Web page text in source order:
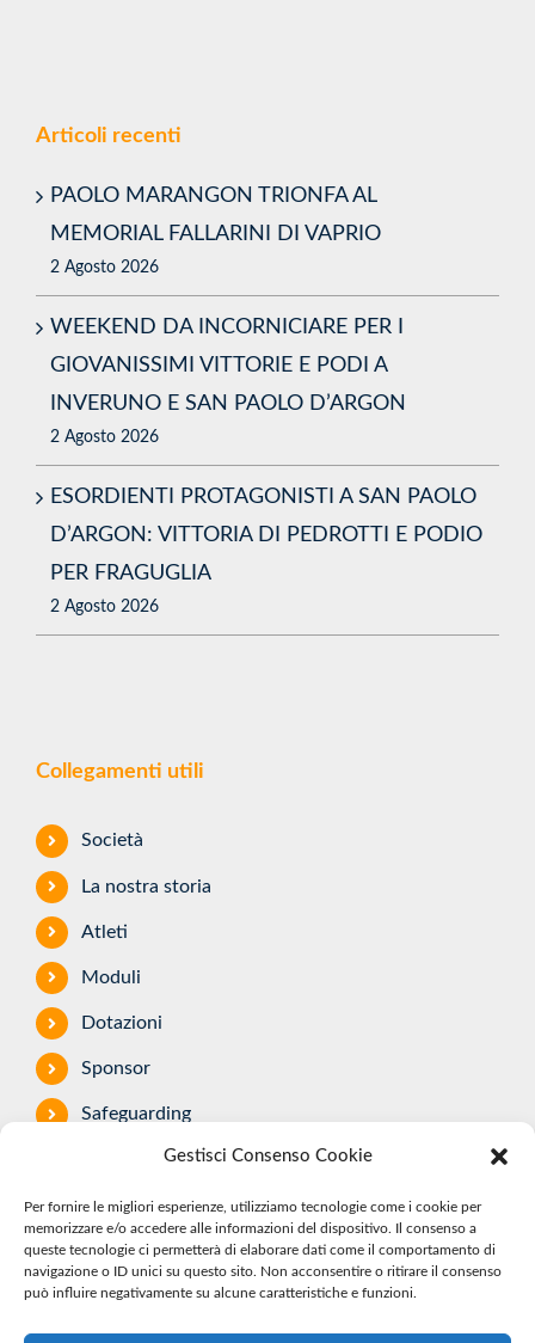
Gestisci Consenso Cookie
Per fornire le migliori esperienze, utilizziamo tecnologie come i cookie per
memorizzare e/o accedere alle informazioni del dispositivo. Il consenso a
queste tecnologie ci permetterà di elaborare dati come il comportamento di
navigazione o ID unici su questo sito. Non acconsentire o ritirare il consenso
può influire negativamente su alcune caratteristiche e funzioni.
Articoli recenti
PAOLO MARANGON TRIONFA AL
MEMORIAL FALLARINI DI VAPRIO
2 Agosto 2026
WEEKEND DA INCORNICIARE PER I
GIOVANISSIMI VITTORIE E PODI A
INVERUNO E SAN PAOLO D’ARGON
2 Agosto 2026
ESORDIENTI PROTAGONISTI A SAN PAOLO
Collegamenti utili
Società
La nostra storia
Atleti
Moduli
Sponsor
Safeguarding